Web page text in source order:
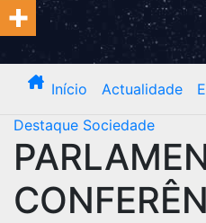
Início Actualidade
Destaque Sociedade